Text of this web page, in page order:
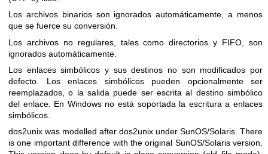
Los archivos binarios son ignorados automáticamente, a menos
que se fuerce su conversión.
Los archivos no regulares, tales como directorios y FIFO, son
ignorados automáticamente.
Los enlaces simbólicos y sus destinos no son modificados por
defecto. Los enlaces simbólicos pueden opcionalmente ser
reemplazados, o la salida puede ser escrita al destino simbólico
del enlace. En Windows no está soportada la escritura a enlaces
simbólicos.
dos2unix was modelled after dos2unix under SunOS/Solaris. There
is one important difference with the original SunOS/Solaris version.